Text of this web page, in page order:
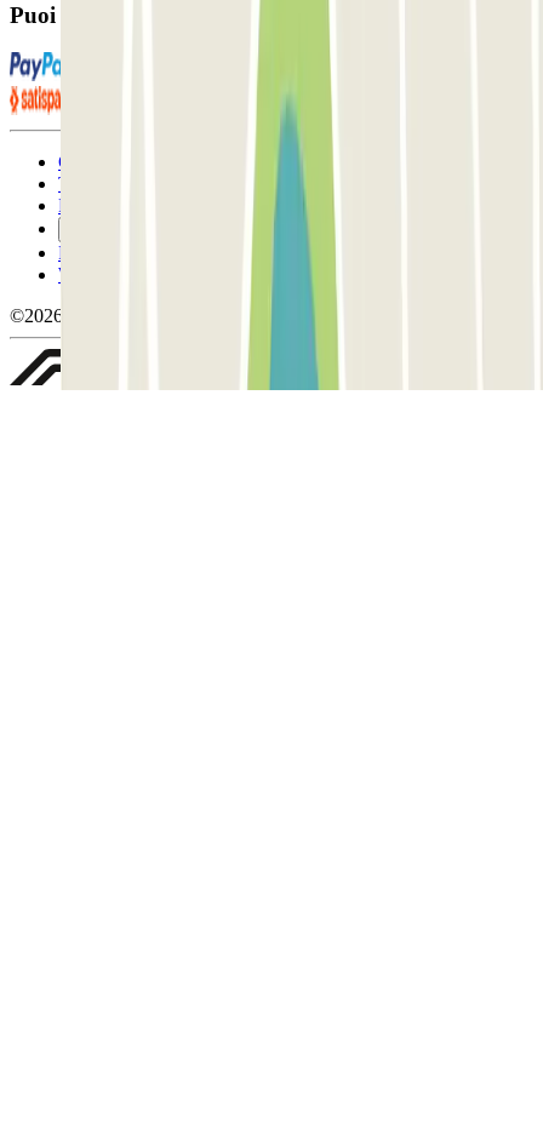
Puoi utilizzare questi metodi di pagamento:
Condizioni contrattuali e di utilizzo
Termini di cancellazione
Politica sui cookies
Politica sulla privacy
Whistleblowing
©2026 Parclick. Tutti i diritti riservati